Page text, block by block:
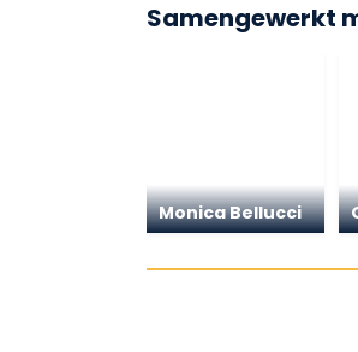
Samengewerkt
Monica Bellucci